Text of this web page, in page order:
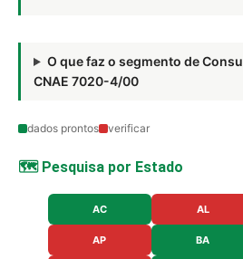
O que faz o segmento de
CNAE 7020-4/00
dados prontos verificar
🗺️ Pesquisa por Estado
AC AL
AP BA